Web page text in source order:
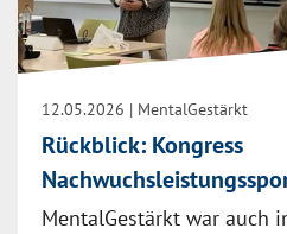
12.05.2026 | MentalGestärkt
Rückblick: Kongress
MentalGestärkt war auch